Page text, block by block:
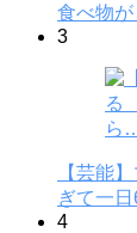
食べ物
3
【芸能
ぎて一
4